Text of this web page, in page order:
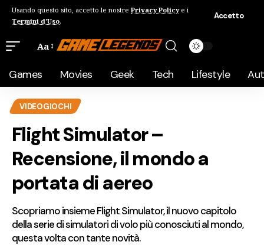
Usando questo sito, accetto le nostre Privacy Policye i
Termini d'Uso.
Accetto
Aa
Games Movies Geek Tech Lifestyle
VIDEOGIOCHI
Flight Simulator –
Recensione, il mondo a
portata di aereo
Scopriamo insieme Flight Simulator, il nuovo capitolo
della serie di simulatori di volo più conosciuti al mondo,
questa volta con tante novità.